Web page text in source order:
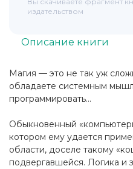
Магия — это не так уж
обладаете системным
программировать…
Обыкновенный
котором ему удается
области, доселе такому
подвергавшейся. Логика и
Описание книги
издательством